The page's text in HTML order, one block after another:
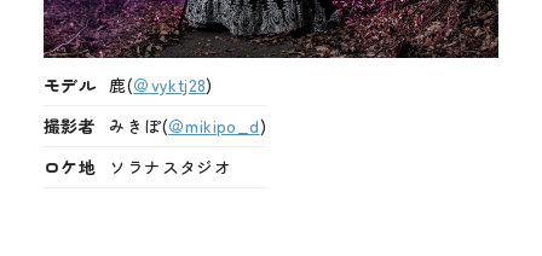
モデル 鹿(＠vyktj28)
撮影者
みきぽ(＠mikipo_d)
ロケ地
ソラナスタジオ